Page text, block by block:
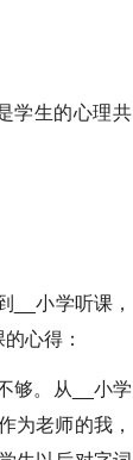
学生的心理共
__小学听课，
心得：
够。从__小学
为老师的我，